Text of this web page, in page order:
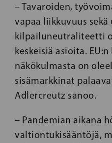
– Tavaroiden,
vapaa liikkuvuus
kilpailuneutraliteetti
keskeisiä asioita.
näkökulmasta on
sisämarkkinat
Adlercreutz sanoo.
– Pandemian aikana
valtiontukisääntöjä,